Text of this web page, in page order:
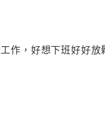
作，好想下班好好